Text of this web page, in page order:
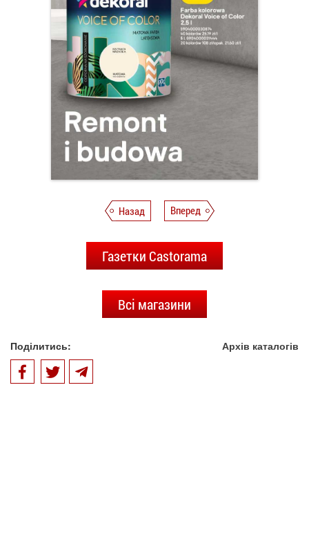
Назад Вперед
Газетки Castorama
Всі магазини
Поділитись: Архів каталогів